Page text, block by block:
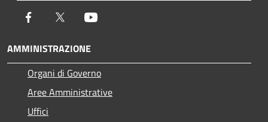
Facebook Twitter
AMMINISTRAZIONE
Organi di Governo
Aree Amministrative
Uffici